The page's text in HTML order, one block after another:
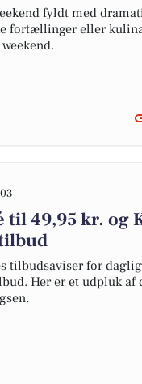
fyldt med
fortællinger eller
til 49,95 kr. og
tilbudsaviser for
Her er et udpluk af